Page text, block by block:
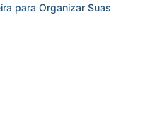
para Organizar Suas